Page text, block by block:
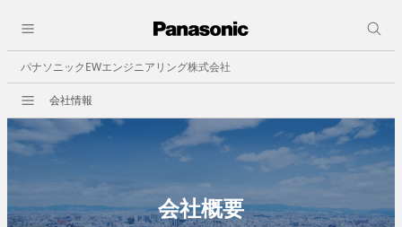
パナソニックEWエンジニアリング株式会社
会社情報
会社概要
close
会社情報
会社概要
ビジョン
人と仕事